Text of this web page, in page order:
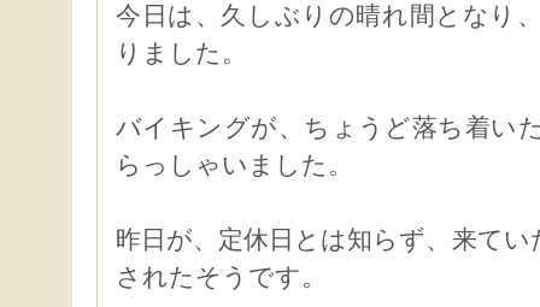
今日は、久しぶりの晴れ間となり
りました。
バイキングが、ちょうど落ち着い
らっしゃいました。
昨日が、定休日とは知らず、来て
されたそうです。